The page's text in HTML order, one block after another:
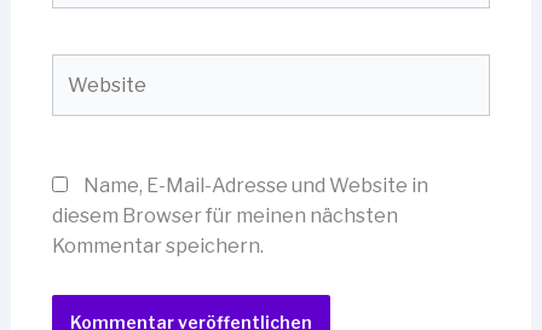
Name, E-Mail-Adresse und Website in
diesem Browser für meinen nächsten
Kommentar speichern.